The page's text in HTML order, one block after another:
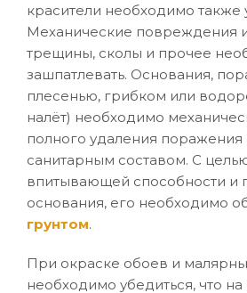
красители необходимо также
Механические повреждения
трещины, сколы и прочее
зашпатлевать. Основания,
плесенью, грибком или
налёт) необходимо
полного удаления поражения
санитарным составом. С
впитывающей способности и
основания, его необходимо
грунтом.
При окраске обоев и
необходимо убедиться, что